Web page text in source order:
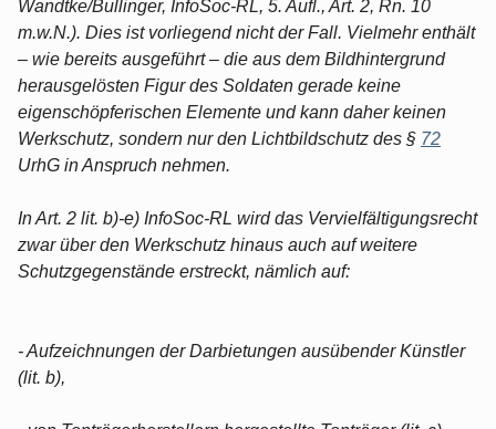
Wandtke/Bullinger, InfoSoc-RL, 5. Aufl., Art. 2, Rn. 10
m.w.N.). Dies ist vorliegend nicht der Fall. Vielmehr enthält
– wie bereits ausgeführt – die aus dem Bildhintergrund
herausgelösten Figur des Soldaten gerade keine
eigenschöpferischen Elemente und kann daher keinen
Werkschutz, sondern nur den Lichtbildschutz des § 72
UrhG in Anspruch nehmen.
In Art. 2 lit. b)-e) InfoSoc-RL wird das Vervielfältigungsrecht
zwar über den Werkschutz hinaus auch auf weitere
Schutzgegenstände erstreckt, nämlich auf:
- Aufzeichnungen der Darbietungen ausübender Künstler
(lit. b),